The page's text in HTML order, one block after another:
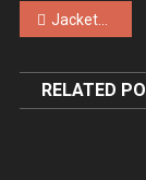
Jackets (the), Connection 99 – Fr. 13.12.2019 – Berlin, Wild At Heart
RELATED